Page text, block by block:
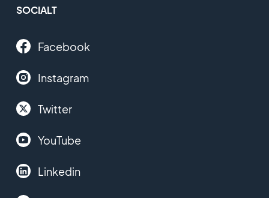
SOCIALT
Facebook
Instagram
Twitter
YouTube
Linkedin